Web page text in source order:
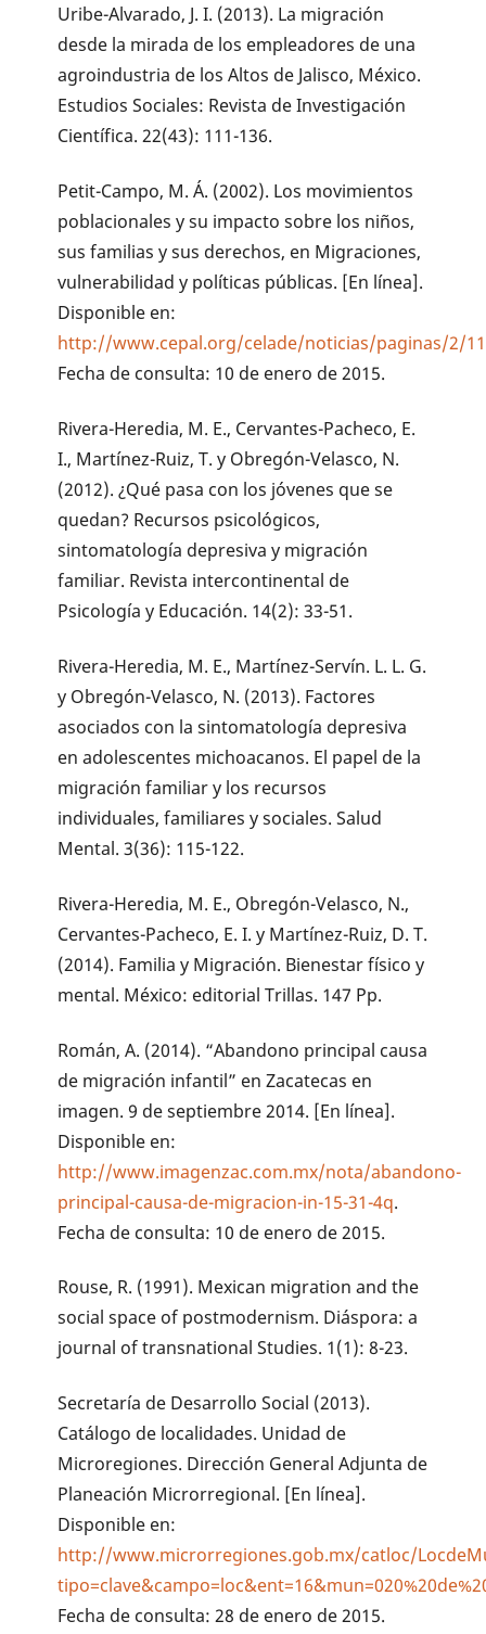
Uribe-Alvarado, J. I. (2013). La migración
desde la mirada de los empleadores de una
agroindustria de los Altos de Jalisco, México.
Estudios Sociales: Revista de Investigación
Científica. 22(43): 111-136.
Petit-Campo, M. Á. (2002). Los movimientos
poblacionales y su impacto sobre los niños,
sus familias y sus derechos, en Migraciones,
vulnerabilidad y políticas públicas. [En línea].
Disponible en:
http://www.cepal.org/celade/noticias/paginas/2/
Fecha de consulta: 10 de enero de 2015.
Rivera-Heredia, M. E., Cervantes-Pacheco, E.
I., Martínez-Ruiz, T. y Obregón-Velasco, N.
(2012). ¿Qué pasa con los jóvenes que se
quedan? Recursos psicológicos,
sintomatología depresiva y migración
familiar. Revista intercontinental de
Psicología y Educación. 14(2): 33-51.
Rivera-Heredia, M. E., Martínez-Servín. L. L. G.
y Obregón-Velasco, N. (2013). Factores
asociados con la sintomatología depresiva
en adolescentes michoacanos. El papel de la
migración familiar y los recursos
individuales, familiares y sociales. Salud
Mental. 3(36): 115-122.
Rivera-Heredia, M. E., Obregón-Velasco, N.,
Cervantes-Pacheco, E. I. y Martínez-Ruiz, D. T.
(2014). Familia y Migración. Bienestar físico y
mental. México: editorial Trillas. 147 Pp.
Román, A. (2014). “Abandono principal causa
de migración infantil” en Zacatecas en
imagen. 9 de septiembre 2014. [En línea].
Disponible en:
http://www.imagenzac.com.mx/nota/abandono-
principal-causa-de-migracion-in-15-31-4q.
Fecha de consulta: 10 de enero de 2015.
Rouse, R. (1991). Mexican migration and the
social space of postmodernism. Diáspora: a
journal of transnational Studies. 1(1): 8-23.
Secretaría de Desarrollo Social (2013).
Catálogo de localidades. Unidad de
Microregiones. Dirección General Adjunta de
Planeación Microrregional. [En línea].
Disponible en:
http://www.microrregiones.gob.mx/catloc/
Fecha de consulta: 28 de enero de 2015.